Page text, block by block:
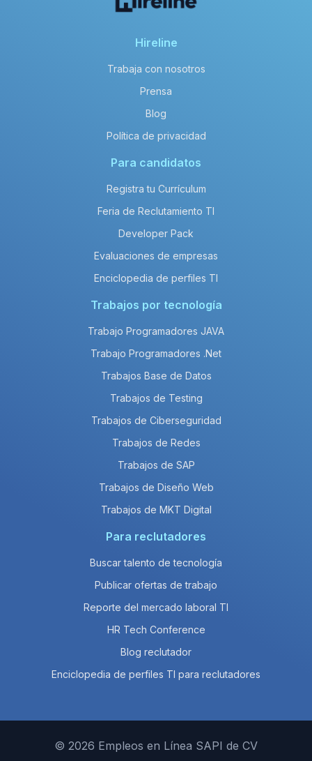
Hireline
Trabaja con nosotros
Prensa
Blog
Política de privacidad
Para candidatos
Registra tu Currículum
Feria de Reclutamiento TI
Developer Pack
Evaluaciones de empresas
Enciclopedia de perfiles TI
Trabajos por tecnología
Trabajo Programadores JAVA
Trabajo Programadores .Net
Trabajos Base de Datos
Trabajos de Testing
Trabajos de Ciberseguridad
Trabajos de Redes
Trabajos de SAP
Trabajos de Diseño Web
Trabajos de MKT Digital
Para reclutadores
Buscar talento de tecnología
Publicar ofertas de trabajo
Reporte del mercado laboral TI
HR Tech Conference
Blog reclutador
Enciclopedia de perfiles TI para reclutadores
© 2026 Empleos en Línea SAPI de CV